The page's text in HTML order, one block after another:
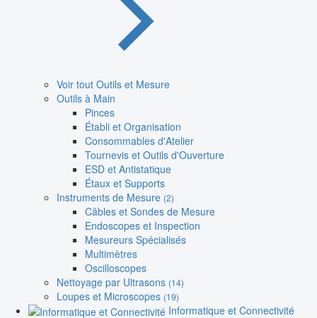
Voir tout Outils et Mesure
Outils à Main
Pinces
Établi et Organisation
Consommables d'Atelier
Tournevis et Outils d'Ouverture
ESD et Antistatique
Étaux et Supports
Instruments de Mesure (2)
Câbles et Sondes de Mesure
Endoscopes et Inspection
Mesureurs Spécialisés
Multimètres
Oscilloscopes
Nettoyage par Ultrasons (14)
Loupes et Microscopes (19)
Informatique et Connectivité